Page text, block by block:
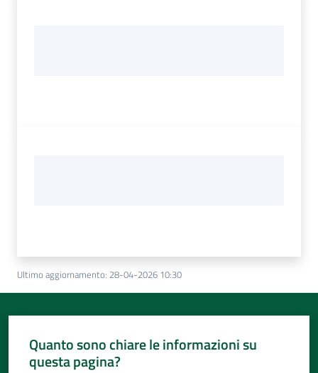
Ultimo aggiornamento: 28-04-2026 10:30
Quanto sono chiare le informazioni su
questa pagina?